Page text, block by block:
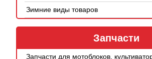
Зимние виды товаров
Запчасти
Запчасти для мотоблоков,